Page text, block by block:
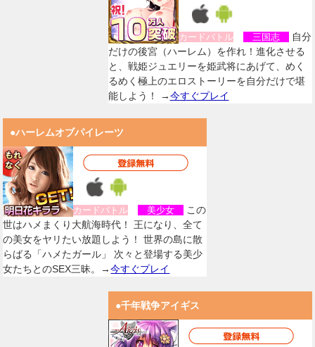
カードバトル 三国志
自分
だけの後宮（ハーレム）を作れ！進化させる
と、戦姫ジュエリーを姫武将にあげて、めく
るめく極上のエロストーリーを自分だけで堪
能しよう！ →今すぐプレイ
●ハーレムオブパイレーツ
カードバトル 美少女
この
世はハメまくり大航海時代！ 王になり、全て
の美女をヤリたい放題しよう！ 世界の島に散
らばる「ハメたガール」 次々と登場する美少
女たちとのSEX三昧。→今すぐプレイ
●千年戦争アイギス